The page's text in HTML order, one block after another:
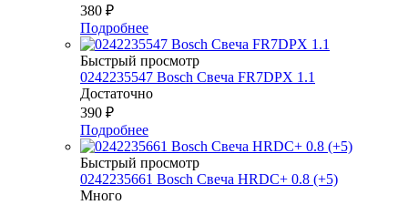
380 ₽
Подробнее
Быстрый просмотр
0242235547 Bosch Свеча FR7DPX 1.1
Достаточно
390 ₽
Подробнее
Быстрый просмотр
0242235661 Bosch Свеча HRDC+ 0.8 (+5)
Много